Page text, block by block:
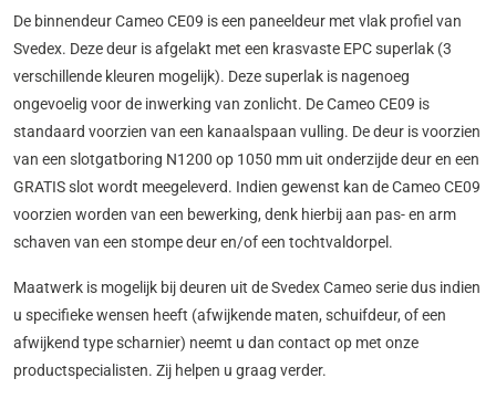
De binnendeur Cameo CE09 is een paneeldeur met vlak profiel van
Svedex. Deze deur is afgelakt met een krasvaste EPC superlak (3
verschillende kleuren mogelijk). Deze superlak is nagenoeg
ongevoelig voor de inwerking van zonlicht. De Cameo CE09 is
standaard voorzien van een kanaalspaan vulling. De deur is voorzien
van een slotgatboring N1200 op 1050 mm uit onderzijde deur en een
GRATIS slot wordt meegeleverd. Indien gewenst kan de Cameo CE09
voorzien worden van een bewerking, denk hierbij aan pas- en arm
schaven van een stompe deur en/of een tochtvaldorpel.
Maatwerk is mogelijk bij deuren uit de Svedex Cameo serie dus indien
u specifieke wensen heeft (afwijkende maten, schuifdeur, of een
afwijkend type scharnier) neemt u dan contact op met onze
productspecialisten. Zij helpen u graag verder.